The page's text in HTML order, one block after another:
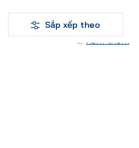
Sắp xếp theo
Xem thêm